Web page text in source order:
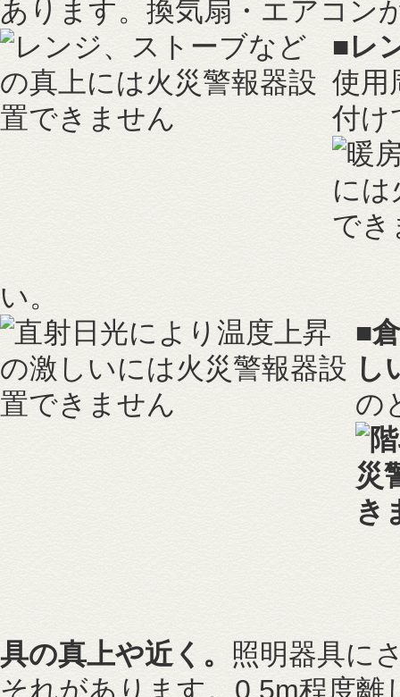
あります。換気扇・エアコン
■レ
使用
付け
い。
■
し
の
具の真上や近く。 照明器具に
それがあります。0.5m程度離